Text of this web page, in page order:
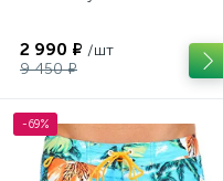
2 990 ₽ /шт
9 450 ₽
-69%